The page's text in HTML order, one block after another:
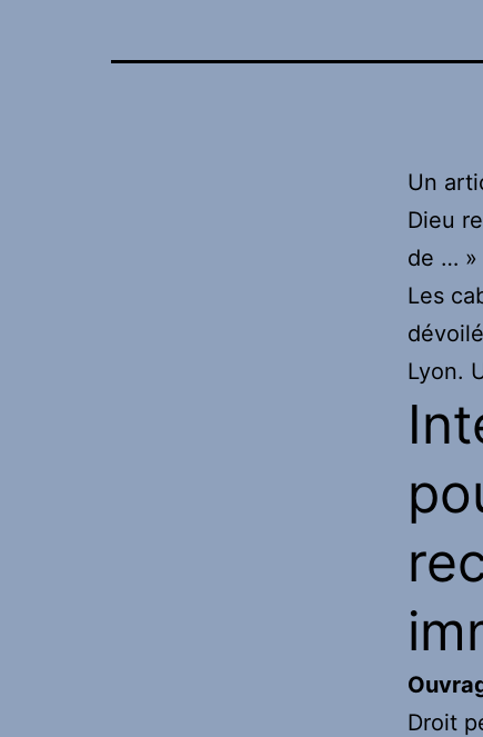
Un
Dieu
de … »
Les
Lyon.
Droit